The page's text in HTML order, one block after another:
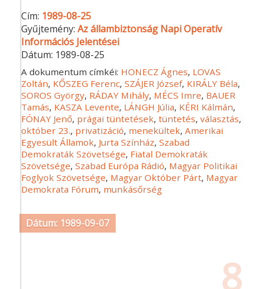
Cím: 1989-08-25
Gyűjtemény:Az állambiztonság Napi Operatív
Információs Jelentései
Dátum: 1989-08-25
A dokumentum címkéi: HONECZ Ágnes, LOVAS
Zoltán, KŐSZEG Ferenc,SZÁJER József, KIRÁLY Béla,
SOROS György, RÁDAY Mihály, MÉCS Imre, BAUER
Tamás, KASZA Levente, LÁNGH Júlia, KÉRI Kálmán,
FÓNAY Jenő, prágai tüntetések,tüntetés,választás,
október 23., privatizáció, menekültek,Amerikai
Egyesült Államok, Jurta Színház,Szabad
Demokraták Szövetsége, Fiatal Demokraták
Szövetsége,Szabad Európa Rádió, Magyar Politikai
Foglyok Szövetsége, Magyar Október Párt, Magyar
Demokrata Fórum, munkásőrség
Dátum: 1989-09-07
8